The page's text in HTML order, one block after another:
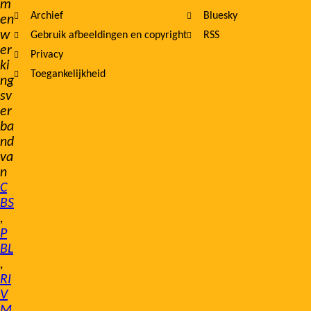
m
en
w
er
ki
ng
sv
er
ba
nd
va
n
C
BS
,
P
BL
,
RI
V
Archief
Gebruik afbeeldingen en copyright
Privacy
Toegankelijkheid
Bluesky
RSS